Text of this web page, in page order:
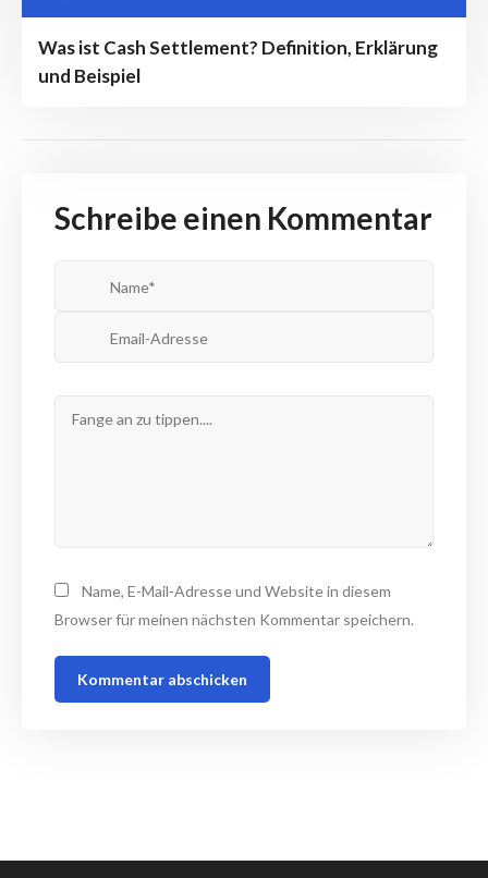
Was ist Cash Settlement? Definition, Erklärung
und Beispiel
Schreibe einen Kommentar
Name, E-Mail-Adresse und Website in diesem
Browser für meinen nächsten Kommentar speichern.